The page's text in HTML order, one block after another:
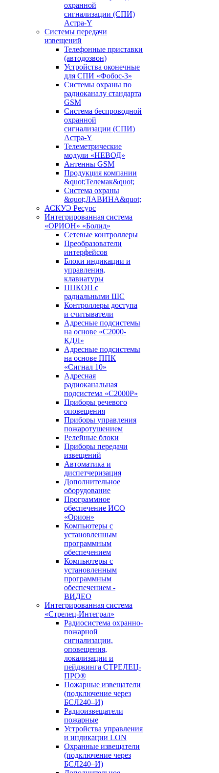
охранной
сигнализации (СПИ)
Астра-Y
Системы передачи
извещений
Телефонные приставки
(автодозвон)
Устройства оконечные
для СПИ «Фобос-3»
Системы охраны по
радиоканалу стандарта
GSM
Система беспроводной
охранной
сигнализации (СПИ)
Астра-Y
Телеметрические
модули «НЕВОД»
Антенны GSM
Продукция компании
&quot;Телемак&quot;
Система охраны
&quot;ЛАВИНА&quot;
АСКУЭ Ресурс
Интегрированная система
«ОРИОН» «Болид»
Сетевые контроллеры
Преобразователи
интерфейсов
Блоки индикации и
управления,
клавиатуры
ППКОП с
радиальными ШС
Контроллеры доступа
и считыватели
Адресные подсистемы
на основе «С2000-
КДЛ»
Адресные подсистемы
на основе ППК
«Сигнал 10»
Адресная
радиоканальная
подсистема «С2000Р»
Приборы речевого
оповещения
Приборы управления
пожаротушением
Релейные блоки
Приборы передачи
извещений
Автоматика и
диспетчеризация
Дополнительное
оборудование
Программное
обеспечение ИСО
«Орион»
Компьютеры с
установленным
программным
обеспечением
Компьютеры с
установленным
программным
обеспечением -
ВИДЕО
Интегрированная система
«Стрелец-Интеграл»
Радиосистема охранно-
пожарной
сигнализации,
оповещения,
локализации и
пейджинга СТРЕЛЕЦ-
ПРО®
Пожарные извещатели
(подключение через
БСЛ240–И)
Радиоизвещатели
пожарные
Устройства управления
и индикации LON
Охранные извещатели
(подключение через
БСЛ240–И)